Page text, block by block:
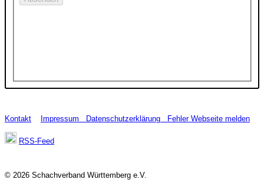
Kontakt Impressum Datenschutzerklärung Fehler Webseite melden
RSS-Feed
© 2026 Schachverband Württemberg e.V.